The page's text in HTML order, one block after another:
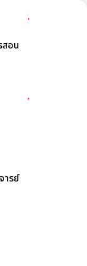
สอน
ารย์